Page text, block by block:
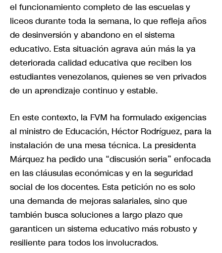
el funcionamiento completo de las escuelas y
liceos durante toda la semana, lo que refleja años
de desinversión y abandono en el sistema
educativo. Esta situación agrava aún más la ya
deteriorada calidad educativa que reciben los
estudiantes venezolanos, quienes se ven privados
de un aprendizaje continuo y estable.
En este contexto, la FVM ha formulado exigencias
al ministro de Educación, Héctor Rodríguez, para la
instalación de una mesa técnica. La presidenta
Márquez ha pedido una “discusión seria” enfocada
en las cláusulas económicas y en la seguridad
social de los docentes. Esta petición no es solo
una demanda de mejoras salariales, sino que
también busca soluciones a largo plazo que
garanticen un sistema educativo más robusto y
resiliente para todos los involucrados.